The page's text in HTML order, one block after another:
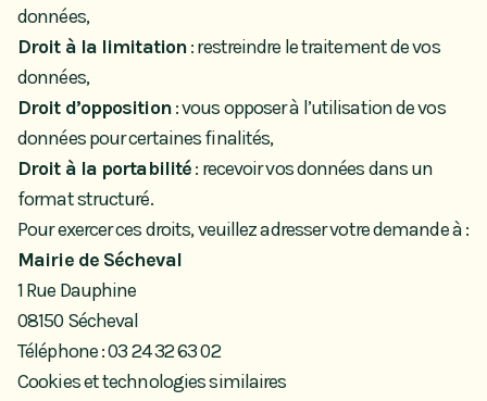
données,
Droit à la limitation: restreindre le traitement de vos
données,
Droit d’opposition: vous opposer à l’utilisation de vos
données pour certaines finalités,
Droit à la portabilité: recevoir vos données dans un
format structuré.
Pour exercer ces droits, veuillez adresser votre demande à :
Mairie de Sécheval
1 Rue Dauphine
08150 Sécheval
Téléphone :03 24 32 63 02
Cookies et technologies similaires